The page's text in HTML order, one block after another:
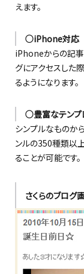
えます。
○iPhone対応
iPhoneからの記事
グにアクセスした
るようになります。
○豊富なテンプ
シンプルなものか
ンルの350種類以
ることが可能です。
さくらのブログ